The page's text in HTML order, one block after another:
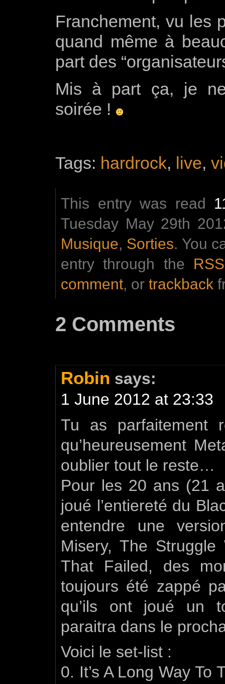
Franchement, vu les
quand même à
part des
Mis à part ça, je
soirée !
Tags: hardrock, live,
This entry was read
Tuesday May 29th
Musique, Sorties. You
entry through the
comment, or trackback
2 Comments
Robin says:
1 June 2012 at 23:33
Tu as parfaitement
qu’heureusement
oublier tout le reste…
Pour les 20 ans (21
joué l’entiereté du
entendre une
Misery, The
That Failed, des
toujours été zappé
qu’ils ont joué un
paraitra dans le
Voici le set-list :
0. It’s A Long Way To